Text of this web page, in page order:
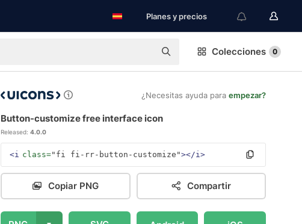
Planes y precios
Colecciones 0
¿Necesitas ayuda para empezar?
Button-customize free interface icon
Released: 4.0.0
<i class="fi fi-rr-button-customize"></i>
Copiar PNG Compartir